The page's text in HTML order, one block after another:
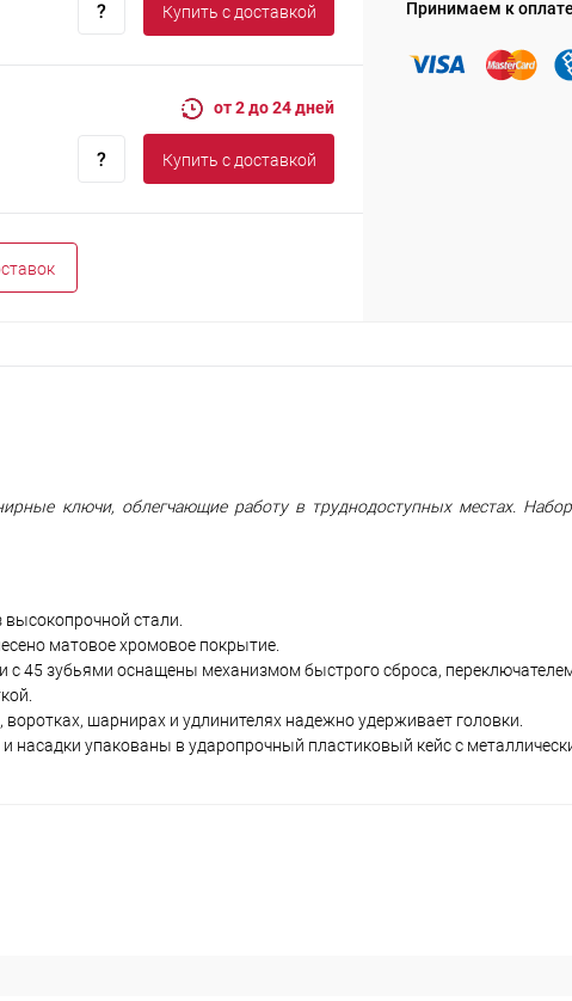
Купить c доставкой
от 2 до 24 дней
Купить c доставкой
Принимаем к оплате
ключи, облегчающие работу в труднодоступных местах.
стали.
матовое хромовое покрытие.
45 зубьями оснащены механизмом быстрого сброса,
шарнирах и удлинителях надежно удерживает головки.
насадки упакованы в ударопрочный пластиковый кейс с